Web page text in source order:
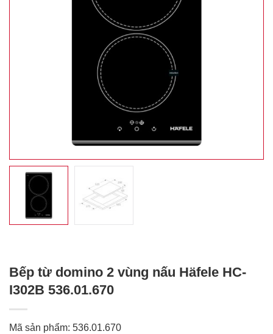
Bếp từ domino 2 vùng nấu Häfele HC-
I302B 536.01.670
Mã sản phẩm: 536.01.670